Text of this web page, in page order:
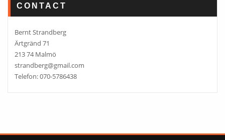
CONTACT
Bernt Strandberg
Ärtgränd 71
213 74 Malmö
strandberg@gmail.com
Telefon: 070-5786438